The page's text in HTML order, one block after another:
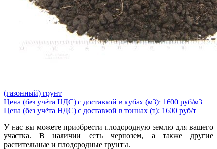
(газонный) грунт
Цена (без учёта НДС) с доставкой в кубах (м3): 1600 руб/м3
Цена (без учёта НДС) с доставкой в тоннах (т): 1600 руб/т
У нас вы можете приобрести плодородную землю для вашего
участка. В наличии есть чернозем, а также другие
растительные и плодородные грунты.